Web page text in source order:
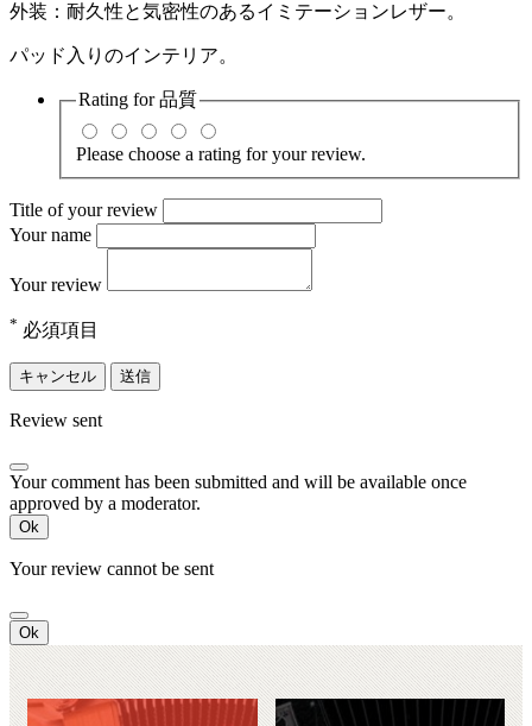
外装：耐久性と気密性のあるイミテーションレザー。
パッド入りのインテリア。
Rating for品質
Please choose a rating for your review.
Title of your review
Your name
Your review
* 必須項目
キャンセル 送信
Review sent
Your comment has been submitted and will be available once
approved by a moderator.
Ok
Your review cannot be sent
Ok